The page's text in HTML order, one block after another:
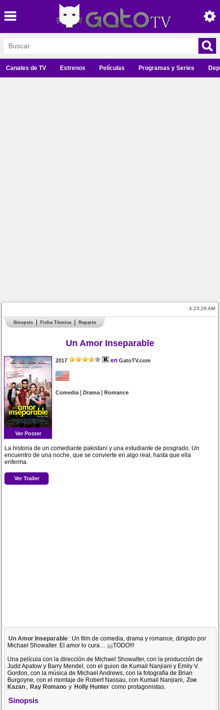
Canales de TV Estrenos Películas Programas y Series
4:23:29 AM
Sinopsis Ficha Técnica Reparto
Un Amor Inseparable
Ver Poster
2017 en GatoTV.com
Comedia|Drama|Romance
La historia de un comediante pakistaní y una estudiante de posgrado. Un
encuentro de una noche, que se convierte en algo real, hasta que ella
enferma.
Ver Trailer
Un Amor Inseparable : Un film de comedia, drama y romance, dirigido por
Michael Showalter. El amor lo cura… ¡¡¡TODO!!!
Una película con la dirección de Michael Showalter, con la producción de
Judd Apatow y Barry Mendel, con el guion de Kumail Nanjiani y Emily V.
Gordon, con la música de Michael Andrews, con la fotografía de Brian
Burgoyne, con el montaje de Robert Nassau, con Kumail Nanjiani, Zoe
Kazan , Ray Romano y Holly Hunter como protagonistas.
Sinopsis